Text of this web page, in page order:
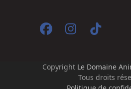
Facebook
Instagram
Tiktok
Copyright Le Domaine
Tous droits